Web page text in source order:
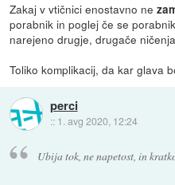
Zakaj v vtičnici enostavno ne
porabnik in poglej če se
narejeno drugje, drugače
Toliko komplikacij, da kar glava
perci
:: 1. avg 2020, 12:24
Ubija tok, ne napetost, in